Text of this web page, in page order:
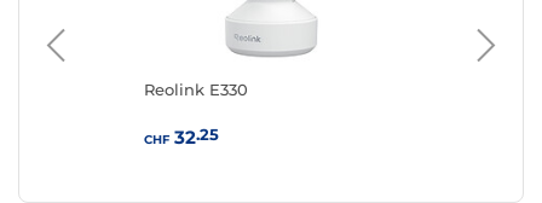
Reolink E330
CHF32.25